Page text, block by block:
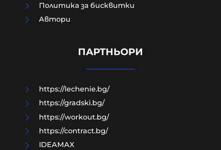
Чудо в „Пирогов“: 15-годишният
отново ходи
Политика за бисквитки
Aвтори
ПАРТНЬОРИ
https://lechenie.bg/
https://gradski.bg/
https://workout.bg/
https://contract.bg/
IDEAMAX